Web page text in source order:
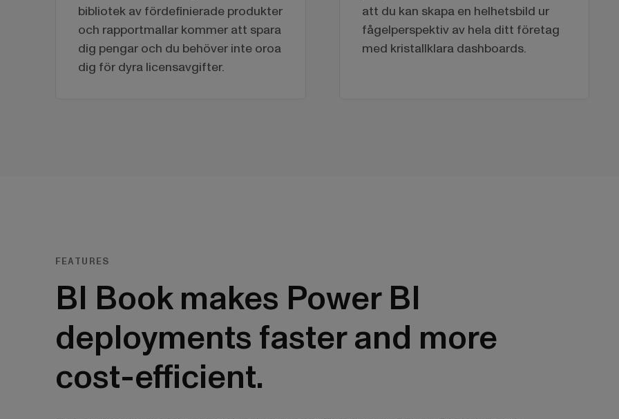
bibliotek av fördefinierade produkter
och rapportmallar kommer att spara
dig pengar och du behöver inte oroa
dig för dyra licensavgifter.
att du kan skapa en helhetsbild ur
fågelperspektiv av hela ditt företag
med kristallklara dashboards.
FEATURES
BI Book makes Power BI
deployments faster and more
cost-efficient.